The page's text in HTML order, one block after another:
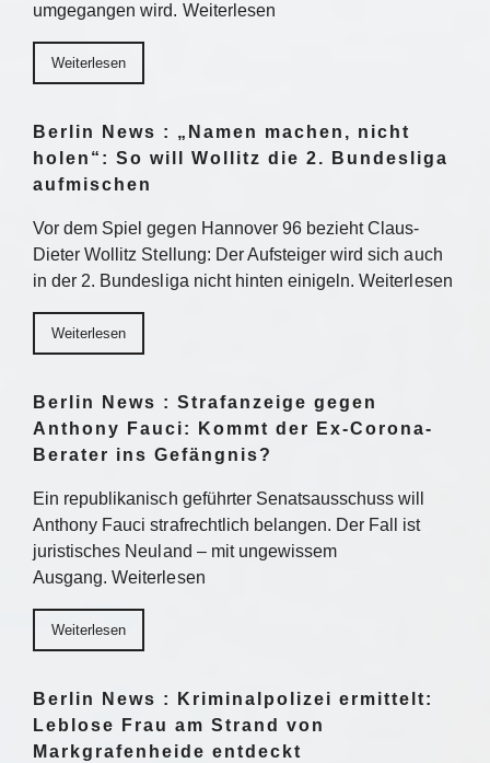
umgegangen wird. Weiterlesen
Weiterlesen
Berlin News : „Namen machen, nicht
holen“: So will Wollitz die 2. Bundesliga
aufmischen
Vor dem Spiel gegen Hannover 96 bezieht Claus-
Dieter Wollitz Stellung: Der Aufsteiger wird sich auch
in der 2. Bundesliga nicht hinten einigeln. Weiterlesen
Weiterlesen
Berlin News : Strafanzeige gegen
Anthony Fauci: Kommt der Ex-Corona-
Berater ins Gefängnis?
Ein republikanisch geführter Senatsausschuss will
Anthony Fauci strafrechtlich belangen. Der Fall ist
juristisches Neuland – mit ungewissem
Ausgang. Weiterlesen
Weiterlesen
Berlin News : Kriminalpolizei ermittelt:
Leblose Frau am Strand von
Markgrafenheide entdeckt